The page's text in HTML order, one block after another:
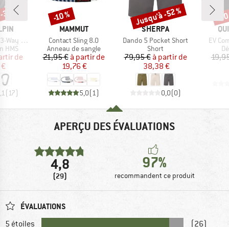
Selfie
HMS
réduit
de
(17)
%
MARQUE
MAMMUT
Article
Contact Sling 8.0
Product group
Anneau de sangle
Prix
21,95 € Prix réduit
à partir de
19,76 €
5,0(1 )
Remise
-10 %
MARQUE
SHERPA
Article
Dando 5 Pocket Short
Product group
Short
Prix
79,95 € Prix réduit
à partir de
38,38 €
0,0(0)
Remise
Jusqu'à -52 %
Article
EV
-
APERÇU DES ÉVALUATIONS
4,8
(29)
97%
recommandent ce produit
ÉVALUATIONS
5 étoiles (26)